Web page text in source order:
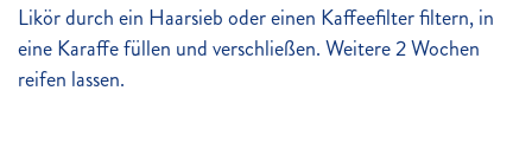
Likör durch ein Haarsieb oder einen Kaffeefilter filtern, in
eine Karaffe füllen und verschließen. Weitere 2 Wochen
reifen lassen.